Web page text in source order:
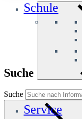
Schule
Service
Suche
Suche